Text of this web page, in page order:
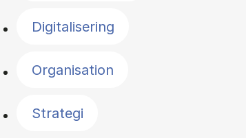
Digitalisering
Organisation
Strategi